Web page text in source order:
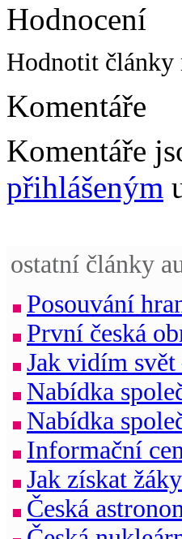
Hodnocení
Hodnotit články
Komentáře
Komentáře
přihlášeným
ostatní články
Posouvání
První česká
Jak vidím
Nabídka
Nabídka
Informační
Jak získat
Česká